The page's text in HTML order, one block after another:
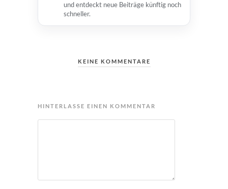
und entdeckt neue Beiträge künftig noch
schneller.
KEINE KOMMENTARE
HINTERLASSE EINEN KOMMENTAR